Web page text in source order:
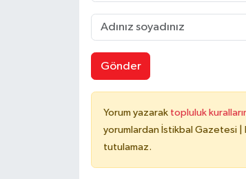
Gönder
Yorum yazarak topluluk
yorumlardan İstikbal Gazetesi |
tutulamaz.